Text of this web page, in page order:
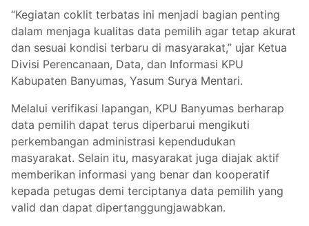
“Kegiatan coklit terbatas ini menjadi bagian penting
dalam menjaga kualitas data pemilih agar tetap akurat
dan sesuai kondisi terbaru di masyarakat,” ujar Ketua
Divisi Perencanaan, Data, dan Informasi KPU
Kabupaten Banyumas, Yasum Surya Mentari.
Melalui verifikasi lapangan, KPU Banyumas berharap
data pemilih dapat terus diperbarui mengikuti
perkembangan administrasi kependudukan
masyarakat. Selain itu, masyarakat juga diajak aktif
memberikan informasi yang benar dan kooperatif
kepada petugas demi terciptanya data pemilih yang
valid dan dapat dipertanggungjawabkan.